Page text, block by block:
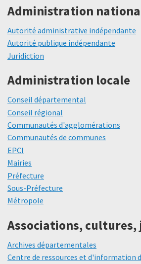
Administration
Autorité administrative indépendante
Autorité publique indépendante
Juridiction
Administration locale
Conseil départemental
Conseil régional
Communautés d'agglomérations
Communautés de communes
EPCI
Mairies
Préfecture
Sous-Préfecture
Métropole
Associations, cultures,
Archives départementales
Centre de ressources et d'information